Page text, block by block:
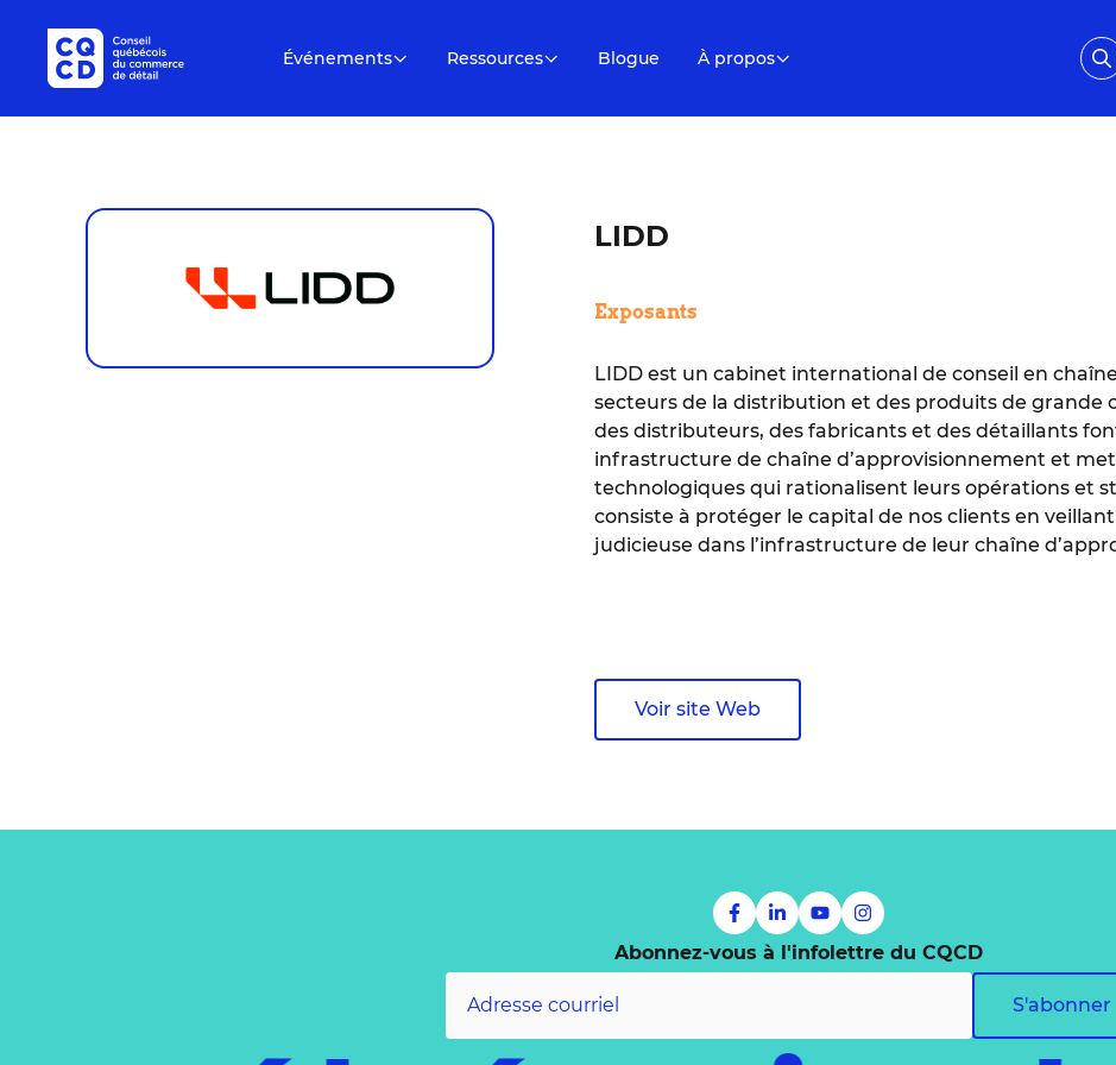
Événements Ressources Blogue À propos
LIDD
Exposants
LIDD est un cabinet international de conseil en
secteurs de la distribution et des produits de grande
des distributeurs, des fabricants et des détaillants
infrastructure de chaîne d’approvisionnement et
technologiques qui rationalisent leurs opérations et
consiste à protéger le capital de nos clients en
judicieuse dans l’infrastructure de leur chaîne
Voir site Web
Abonnez-vous à l'infolettre du CQCD
S'abonner